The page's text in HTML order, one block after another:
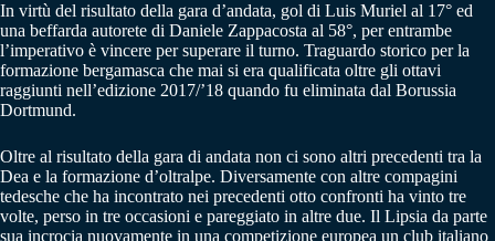
In virtù del risultato della gara d’andata, gol di Luis Muriel al 17° ed
una beffarda autorete di Daniele Zappacosta al 58°, per entrambe
l’imperativo è vincere per superare il turno. Traguardo storico per la
formazione bergamasca che mai si era qualificata oltre gli ottavi
raggiunti nell’edizione 2017/’18 quando fu eliminata dal Borussia
Dortmund.
Oltre al risultato della gara di andata non ci sono altri precedenti tra la
Dea e la formazione d’oltralpe. Diversamente con altre compagini
tedesche che ha incontrato nei precedenti otto confronti ha vinto tre
volte, perso in tre occasioni e pareggiato in altre due. Il Lipsia da parte
sua incrocia nuovamente in una competizione europea un club italiano